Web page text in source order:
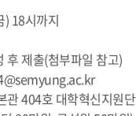
) 18시까지
후 제출(첨부파일 참고)
호 대학혁신지원단